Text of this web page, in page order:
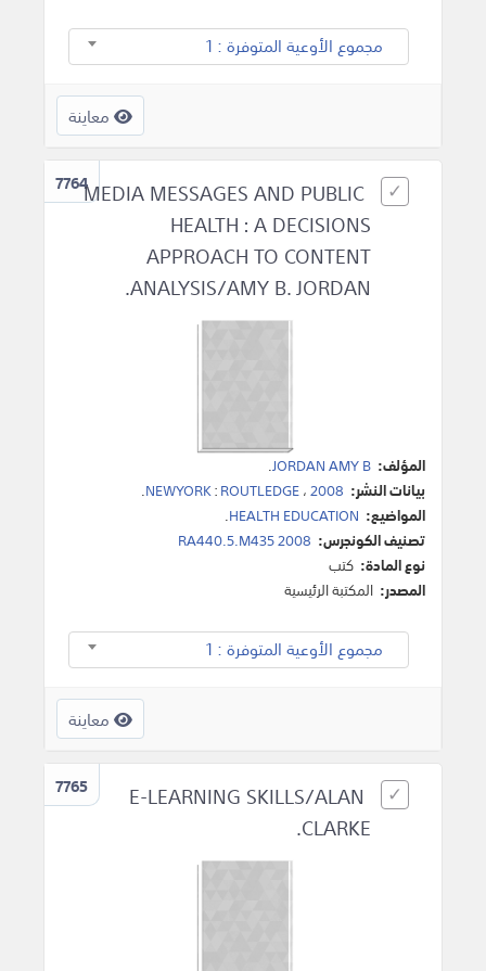
مجموع الأوعية المتوفرة : 1
معاينة
7764MEDIA MESSAGES AND PUBLIC
HEALTH : A DECISIONS
APPROACH TO CONTENT
ANALYSIS/AMY B. JORDAN.
المؤلف: JORDAN AMY B
.
بيانات النشر:
NEWYORK:ROUTLEDGE،2008
.
المواضيع: HEALTH EDUCATION
.
تصنيف الكونجرس: RA440.5.M435 2008
نوع المادة: كتب
المصدر: المكتبة الرئيسية
مجموع الأوعية المتوفرة : 1
معاينة
7765
E-LEARNING SKILLS/ALAN
CLARKE.